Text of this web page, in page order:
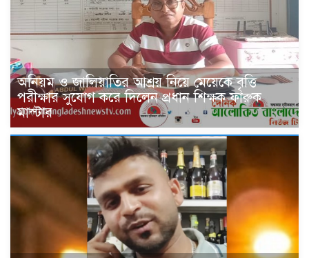
অনিয়ম ও জালিয়াতির আশ্রয় নিয়ে মেয়েকে বৃত্তি
পরীক্ষার সুযোগ করে দিলেন প্রধান শিক্ষক ফারুক
মাস্টার